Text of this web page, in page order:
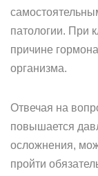
патологии. При
причине
организма.
Отвечая на
повышается
осложнения,
пройти